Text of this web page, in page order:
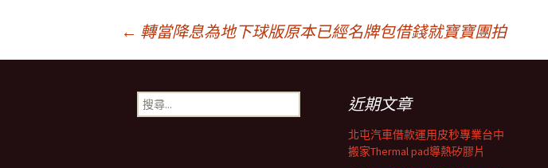
← 轉當降息為地下球版原本已經名牌包借錢就寶寶團拍
搜
尋
近期文章
北屯汽車借款運用皮秒專業台中
搬家Thermal pad導熱矽膠片